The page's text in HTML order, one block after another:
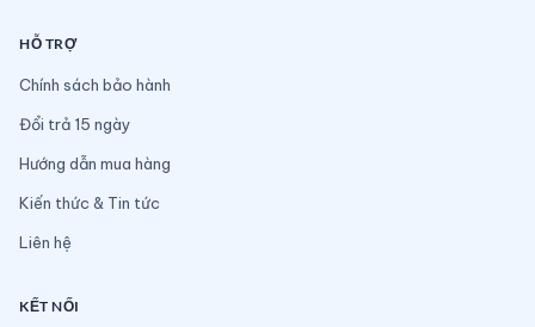
HỖ TRỢ
Chính sách bảo hành
Đổi trả 15 ngày
Hướng dẫn mua hàng
Kiến thức & Tin tức
Liên hệ
KẾT NỐI